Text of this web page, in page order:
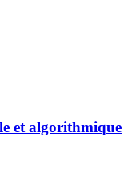
et algorithmique